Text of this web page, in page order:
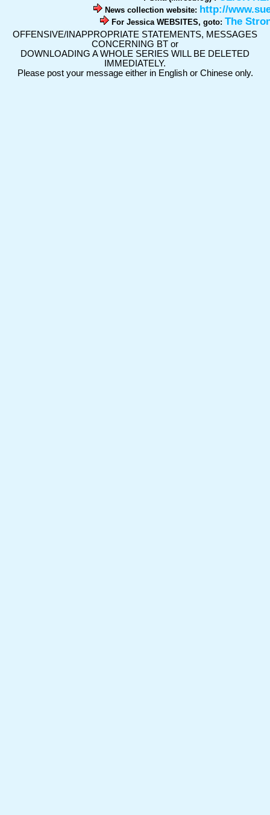
News collection website: http://
For Jessica WEBSITES, goto: The
OFFENSIVE/INAPPROPRIATE STATEMENTS, MESSAGES
CONCERNING BT or
DOWNLOADING A WHOLE SERIES WILL BE DELETED
IMMEDIATELY.
Please post your message either in English or Chinese only.